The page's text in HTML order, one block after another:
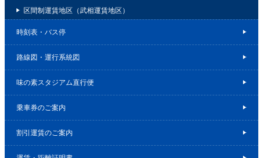
区間制運賃地区（武相運賃地区）
時刻表・バス停
路線図・運行系統図
味の素スタジアム直行便
乗車券のご案内
割引運賃のご案内